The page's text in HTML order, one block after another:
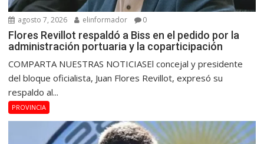
agosto 7, 2026 elinformador 0
Flores Revillot respaldó a Biss en el pedido por la
administración portuaria y la coparticipación
COMPARTA NUESTRAS NOTICIASEl concejal y presidente
del bloque oficialista, Juan Flores Revillot, expresó su
respaldo al...
PROVINCIA